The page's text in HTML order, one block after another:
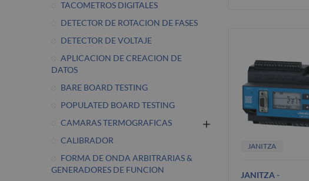
JANITZA
JANITZA -
TACOMETROS DIGITALES
DETECTOR DE ROTACION DE FASES
DETECTOR DE VOLTAJE
APLICACION DE CREACION DE
DATOS
BARE BOARD TESTING
POPULATED BOARD TESTING
CAMARAS TERMOGRAFICAS
CALIBRADOR
FORMA DE ONDA ARBITRARIAS &
GENERADORES DE FUNCION